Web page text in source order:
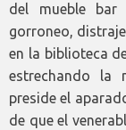
del mueble
gorroneo,
en la biblioteca
estrechando la
preside el
de que el